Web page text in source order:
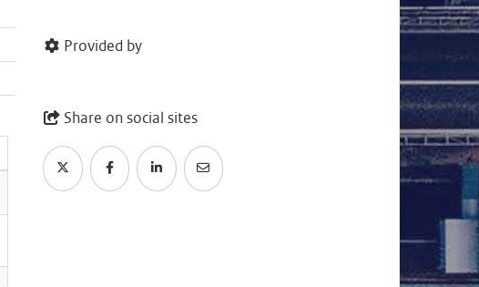
Provided by
Share on social sites